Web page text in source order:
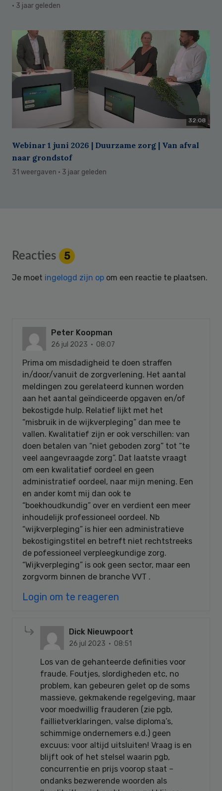
· 3 jaar geleden
32:08
Webinar 1 juni 2026 | Duurzame zorg | Van afval
naar grondstof
31 weergaven · 3 jaar geleden
Reader
Interactions
Reacties 5
Je moet ingelogd zijn op om een reactie te plaatsen.
Peter Koopman
26 jul 2023 · 08:07
Prima om misdadigheid te doen straffen
in/door/vanuit de zorgverlening. Het aantal
meldingen zou gerelateerd kunnen worden
aan het aantal geïndiceerde opgaven en/of
bekostigde hulp. Relatief lijkt met het
“misbruik in de wijkverpleging” dan mee te
vallen. Kwalitatief zijn er ook verschillen: van
doen betalen van “niet geboden zorg” tot “te
veel aangevraagde zorg”. Dat laatste vraagt
om een kwalitatief oordeel en geen
administratief oordeel, naar mijn mening. Een
en ander komt mij dan ook te
“boekhoudkundig” over en verdient een meer
inhoudelijk professioneel oordeel. Nb
“wijkverpleging” is hier een administratieve
bekostigingstitel en betreft niet rechtstreeks
de pofessioneel verpleegkundige zorg.
“Wijkverpleging” is ook geen sector, maar een
zorgvorm binnen de branche VVT .
Login om te reageren
Dick Nieuwpoort
26 jul 2023 · 08:51
Los van de gehanteerde definities voor
fraude. Foutjes, slordigheden etc, no
problem, kan gebeuren gelet op de soms
massieve, gekmakende regelgeving, maar
voor moedwillig frauderen (zie pgb,
faillietverklaringen, valse diploma’s,
schimmige ondernemers e.d.) geen
excuus: voor altijd uitsluiten! Vraag is en
blijft ook of het stelsel waarin pgb,
concurrentie en prijs voorop staat –
ondanks bezwerende woorden als